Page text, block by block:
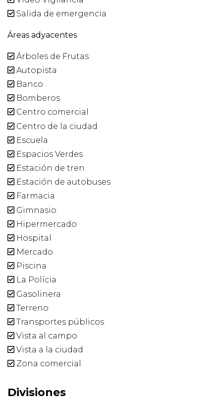
Salida de emergencia
Áreas adyacentes
Árboles de Frutas
Autopista
Banco
Bomberos
Centro comercial
Centro de la ciudad
Escuela
Espacios Verdes
Estación de tren
Estación de autobuses
Farmacia
Gimnasio
Hipermercado
Hospital
Mercado
Piscina
La Polícia
Gasolinera
Terreno
Transportes públicos
Vista al campo
Vista a la ciudad
Zona comercial
Divisiones